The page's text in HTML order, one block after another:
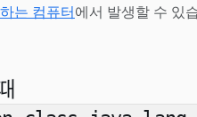
는 컴퓨터에서 발생할 수 있